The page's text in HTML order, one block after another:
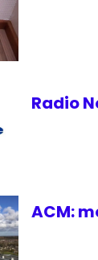
Radio
ACM: